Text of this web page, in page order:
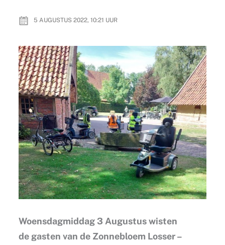
5 AUGUSTUS 2022, 10:21 UUR
Woensdagmiddag 3 Augustus wisten
de gasten van de Zonnebloem Losser –